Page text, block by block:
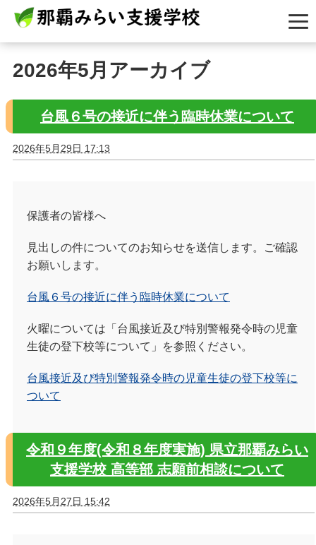
2026年5月アーカイブ
台風６号の接近に伴う臨時休業について
2026年5月29日 17:13
保護者の皆様へ
見出しの件についてのお知らせを送信します。ご確認
お願いします。
台風６号の接近に伴う臨時休業について
火曜については「台風接近及び特別警報発令時の児童
生徒の登下校等について」を参照ください。
台風接近及び特別警報発令時の児童生徒の登下校等に
ついて
令和９年度(令和８年度実施) 県立那覇みらい
支援学校 高等部 志願前相談について
2026年5月27日 15:42